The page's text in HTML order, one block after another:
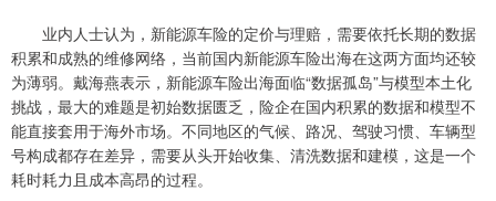
业内人士认为，新能源车险的定价与理赔，需要依托长期的数据
积累和成熟的维修网络，当前国内新能源车险出海在这两方面均还较
为薄弱。戴海燕表示，新能源车险出海面临“数据孤岛”与模型本土化
挑战，最大的难题是初始数据匮乏，险企在国内积累的数据和模型不
能直接套用于海外市场。不同地区的气候、路况、驾驶习惯、车辆型
号构成都存在差异，需要从头开始收集、清洗数据和建模，这是一个
耗时耗力且成本高昂的过程。